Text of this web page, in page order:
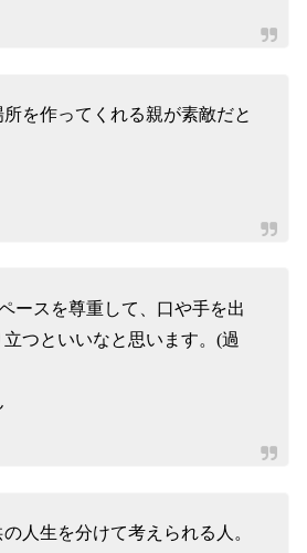
を作ってくれる親が素敵だと
ースを尊重して、口や手を出
つといいなと思います。(過
人生を分けて考えられる人。